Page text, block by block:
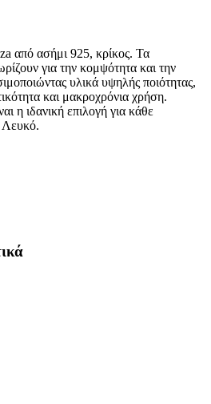
από ασήμι 925, κρίκος. Τα
για την κομψότητα και την
υλικά υψηλής ποιότητας,
και μακροχρόνια χρήση.
η ιδανική επιλογή για κάθε
Λευκό.